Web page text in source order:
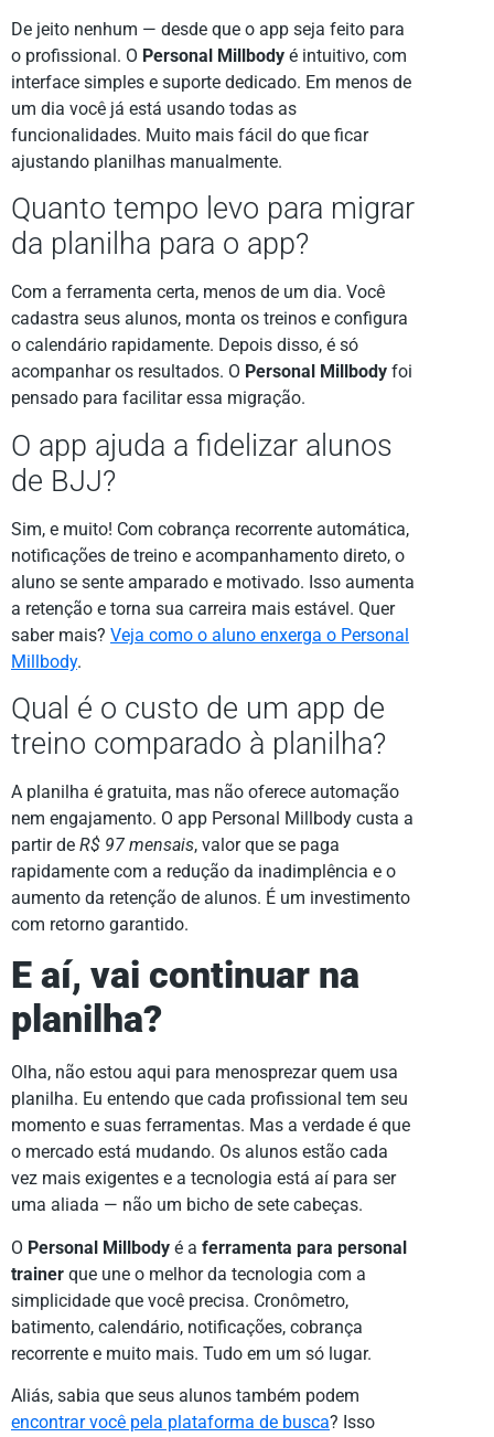
De jeito nenhum — desde que o app seja feito para
o profissional. O Personal Millbody é intuitivo, com
interface simples e suporte dedicado. Em menos de
um dia você já está usando todas as
funcionalidades. Muito mais fácil do que ficar
ajustando planilhas manualmente.
Quanto tempo levo para migrar
da planilha para o app?
Com a ferramenta certa, menos de um dia. Você
cadastra seus alunos, monta os treinos e configura
o calendário rapidamente. Depois disso, é só
acompanhar os resultados. O Personal Millbody foi
pensado para facilitar essa migração.
O app ajuda a fidelizar alunos
de BJJ?
Sim, e muito! Com cobrança recorrente automática,
notificações de treino e acompanhamento direto, o
aluno se sente amparado e motivado. Isso aumenta
a retenção e torna sua carreira mais estável. Quer
saber mais? Veja como o aluno enxerga o Personal
Millbody.
Qual é o custo de um app de
treino comparado à planilha?
A planilha é gratuita, mas não oferece automação
nem engajamento. O app Personal Millbody custa a
partir de R$ 97 mensais, valor que se paga
rapidamente com a redução da inadimplência e o
aumento da retenção de alunos. É um investimento
com retorno garantido.
E aí, vai continuar na
planilha?
Olha, não estou aqui para menosprezar quem usa
planilha. Eu entendo que cada profissional tem seu
momento e suas ferramentas. Mas a verdade é que
o mercado está mudando. Os alunos estão cada
vez mais exigentes e a tecnologia está aí para ser
uma aliada — não um bicho de sete cabeças.
O Personal Millbody é a ferramenta para personal
trainer que une o melhor da tecnologia com a
simplicidade que você precisa. Cronômetro,
batimento, calendário, notificações, cobrança
recorrente e muito mais. Tudo em um só lugar.
Aliás, sabia que seus alunos também podem
encontrar você pela plataforma de busca? Isso